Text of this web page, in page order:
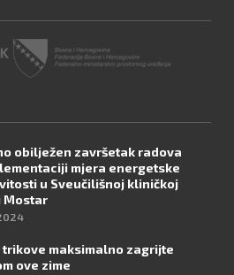
obilježen završetak radova
mjera energetske
u Sveučilišnoj kliničkoj
Mostar
trikove maksimalno zagrijte
ove zime